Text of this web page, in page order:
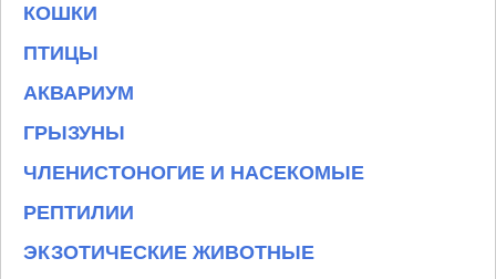
КОШКИ
ПТИЦЫ
АКВАРИУМ
ГРЫЗУНЫ
ЧЛЕНИСТОНОГИЕ И НАСЕКОМЫЕ
РЕПТИЛИИ
ЭКЗОТИЧЕСКИЕ ЖИВОТНЫЕ